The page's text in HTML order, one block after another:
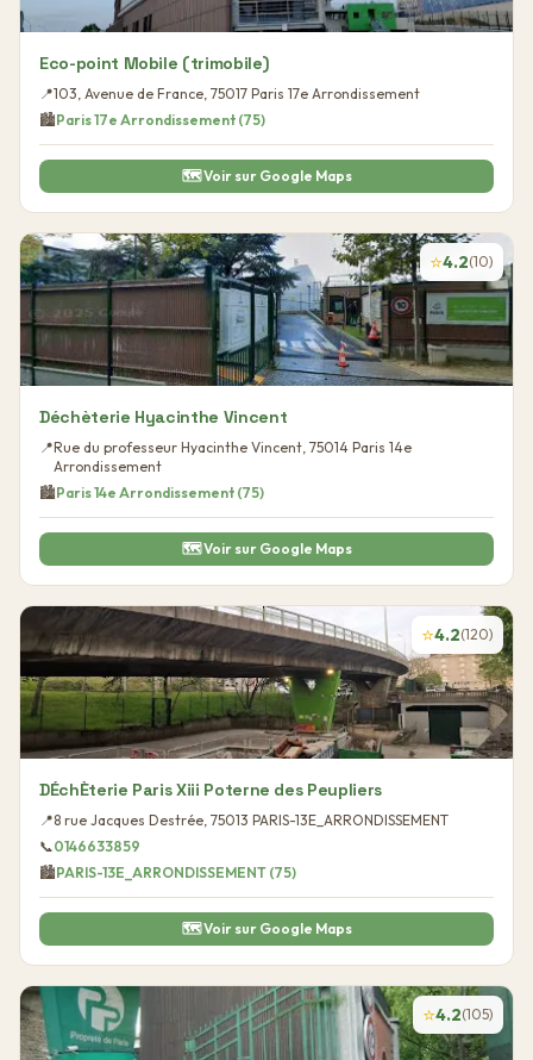
Eco-point Mobile (trimobile)
📍103, Avenue de France, 75017
Paris 17e Arrondissement
🏙️Paris 17e Arrondissement (75)
🗺️ Voir sur Google Maps
⭐4.2(10)
Déchèterie Hyacinthe Vincent
📍Rue du professeur Hyacinthe Vincent, 75014 Paris 14e
Arrondissement
🏙️Paris 14e Arrondissement (75)
🗺️ Voir sur Google Maps
⭐4.2(120)
DÉchÈterie Paris Xiii Poterne des Peupliers
📍8 rue Jacques Destrée, 75013 PARIS-13E_ARRONDISSEMENT
📞0146633859
🏙️PARIS-13E_ARRONDISSEMENT (75)
🗺️ Voir sur Google Maps
⭐4.2(105)